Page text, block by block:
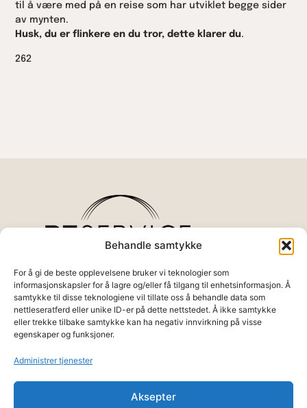
Behandle samtykke
For å gi de beste opplevelsene bruker vi teknologier som
informasjonskapsler for å lagre og/eller få tilgang til enhetsinformasjon. Å
samtykke til disse teknologiene vil tillate oss å behandle data som
nettleseratferd eller unike ID-er på dette nettstedet. Å ikke samtykke
eller trekke tilbake samtykke kan ha negativ innvirkning på visse
egenskaper og funksjoner.
Administrer tjenester
Aksepter
til å være med på en reise som har utviklet begge sider
av mynten.
Husk, du er flinkere en du tror, dette klarer du.
262
Det settes stor fokus på resultat basert
trening. Siden all trening/behandling skjer
med instruktør/behandler, styres
Tel:48 02 38 41